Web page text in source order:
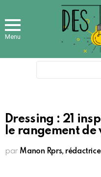
Menu
Dressing : 21
le rangement de
par Manon Rprs,